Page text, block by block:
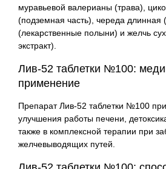
муравьевой валерианы (трава),
(подземная часть), череда длинная
(лекарственные полыни) и желчь
экстракт).
Лив-52 таблетки №100:
применение
Препарат Лив-52 таблетки №100
улучшения работы печени,
также в комплексной терапии при
желчевыводящих путей.